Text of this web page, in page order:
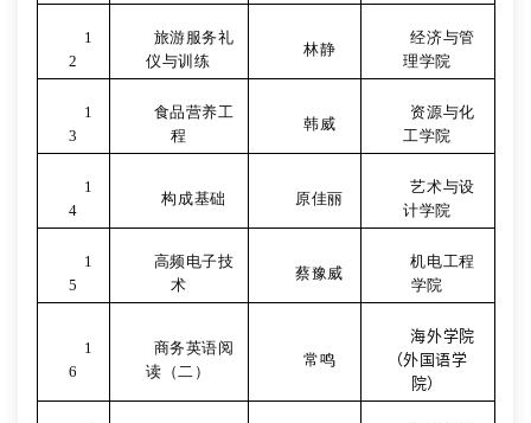
1
2
旅游服务礼
仪与训练
林静
经济与管
理学院
1
3
食品营养工
程
韩威
资源与化
工学院
1
4
构成基础 原佳丽
艺术与设
计学院
1
5
高频电子技
术
蔡豫威
机电工程
学院
1
6
商务英语阅
读（二）
常鸣
海外学院
（外国语学
院）